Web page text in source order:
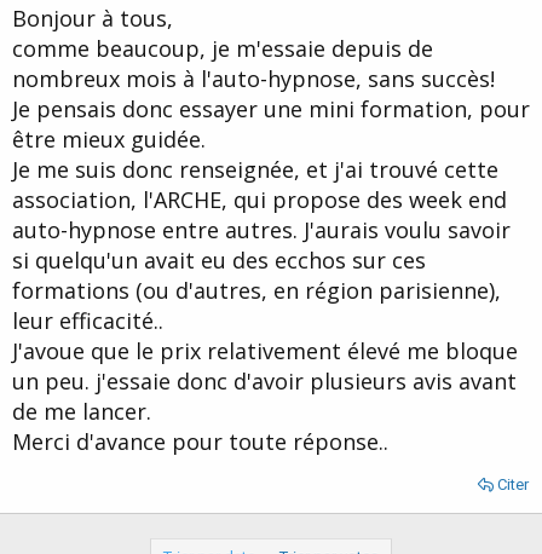
u
d
e
a
d
i
c
u
i
o
b
t
Bonjour à tous,
comme beaucoup, je m'essaie depuis de
nombreux mois à l'auto-hypnose, sans succès!
Je pensais donc essayer une mini formation, pour
être mieux guidée.
Je me suis donc renseignée, et j'ai trouvé cette
association, l'ARCHE, qui propose des week end
auto-hypnose entre autres. J'aurais voulu savoir
si quelqu'un avait eu des ecchos sur ces
formations (ou d'autres, en région parisienne),
leur efficacité..
J'avoue que le prix relativement élevé me bloque
un peu. j'essaie donc d'avoir plusieurs avis avant
de me lancer.
Merci d'avance pour toute réponse..
Citer